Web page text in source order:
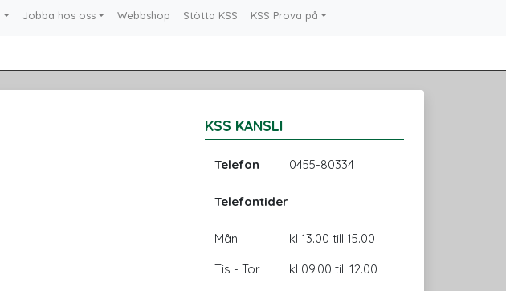
Jobba hos oss Webbshop Stötta KSS KSS Prova på
KSS KANSLI
Telefon 0455-80334
Telefontider
Mån
Tis - Tor
kl 13.00 till 15.00
kl 09.00 till 12.00